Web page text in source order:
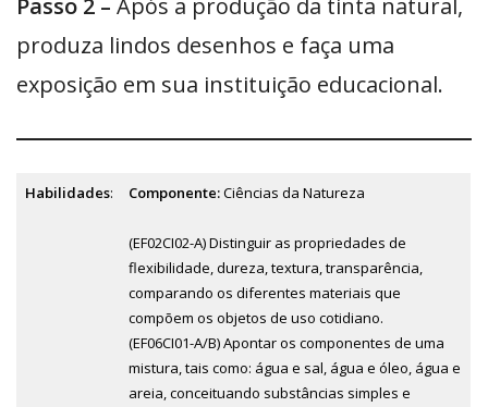
produza lindos desenhos e faça uma
exposição em sua instituição educacional.
Habilidades: Componente:Ciências da Natureza
(EF02CI02-A) Distinguir as propriedades de
flexibilidade, dureza, textura, transparência,
comparando os diferentes materiais que
compõem os objetos de uso cotidiano.
(EF06CI01-A/B) Apontar os componentes de uma
mistura, tais como: água e sal, água e óleo, água e
areia, conceituando substâncias simples e